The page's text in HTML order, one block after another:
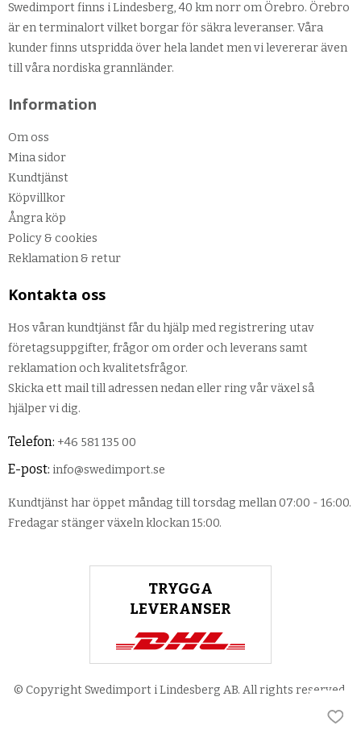
Swedimport finns i Lindesberg, 40 km norr om Örebro. Örebro
är en terminalort vilket borgar för säkra leveranser. Våra
kunder finns utspridda över hela landet men vi levererar även
till våra nordiska grannländer.
Information
Om oss
Mina sidor
Kundtjänst
Köpvillkor
Ångra köp
Policy & cookies
Reklamation & retur
Kontakta oss
Hos våran kundtjänst får du hjälp med registrering utav
företagsuppgifter, frågor om order och leverans samt
reklamation och kvalitetsfrågor.
Skicka ett mail till adressen nedan eller ring vår växel så
hjälper vi dig.
Telefon: +46 581 135 00
E-post: info@swedimport.se
Kundtjänst har öppet måndag till torsdag mellan 07:00 - 16:00.
Fredagar stänger växeln klockan 15:00.
TRYGGA
LEVERANSER
© Copyright Swedimport i Lindesberg AB. All rights reserved.